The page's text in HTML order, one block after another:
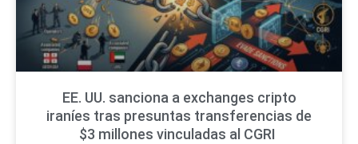
EE. UU. sanciona a exchanges cripto
iraníes tras presuntas transferencias de
$3 millones vinculadas al CGRI